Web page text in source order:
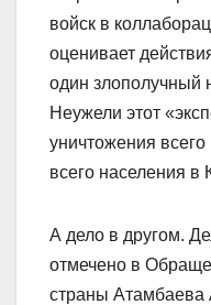
войск в
оценивает
один злополучный
Неужели этот
уничтожения
всего населения в
А дело в другом.
отмечено в
страны Атамбаева